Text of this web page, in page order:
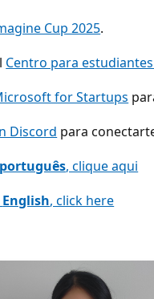
Cup 2025.
Centro para
for Startups
Discord para
português, clique aqui
English, click here